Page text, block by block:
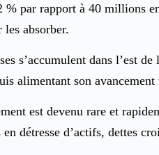
% par rapport à 40 millions
absorber.
s’accumulent dans l’est
alimentant son
est devenu rare et
détresse d’actifs, dettes